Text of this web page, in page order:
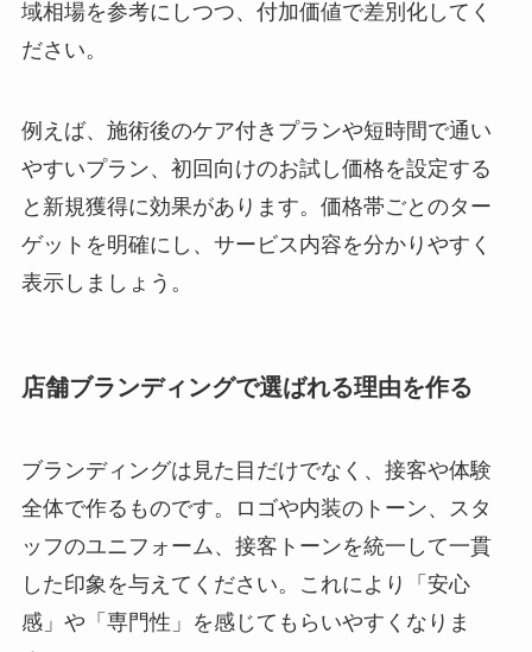
域相場を参考にしつつ、付加価値で差別化してく
ださい。
例えば、施術後のケア付きプランや短時間で通い
やすいプラン、初回向けのお試し価格を設定する
と新規獲得に効果があります。価格帯ごとのター
ゲットを明確にし、サービス内容を分かりやすく
表示しましょう。
店舗ブランディングで選ばれる理由を作る
ブランディングは見た目だけでなく、接客や体験
全体で作るものです。ロゴや内装のトーン、スタ
ッフのユニフォーム、接客トーンを統一して一貫
した印象を与えてください。これにより「安心
感」や「専門性」を感じてもらいやすくなりま